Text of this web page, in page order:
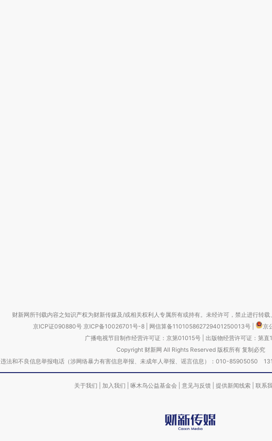
财新网所刊载内容之知识产权为财新传媒及/或相关权利人专属所有或持有。未经许可，禁止进行转载
京ICP证090880号 京ICP备10026701号-8 网信算备110105862729401250013号
京
广播电视节目制作经营许可证：京第01015号| 出版物经营许可证：第
Copyright 财新网 All Rights Reserved 版权所有 复制必究
违法和不良信息举报电话（涉网络暴力有害信息举报、未成年人举报、谣言信息）：010-85905050
关于我们 加入我们 啄木鸟公益基金会 意见与反馈 提供新闻线索 联系